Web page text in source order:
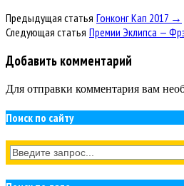
Предыдущая статья Гонконг Кап 2017 →
Следующая статья Премии Эклипса —
Добавить комментарий
Для отправки комментария вам
Поиск по сайту